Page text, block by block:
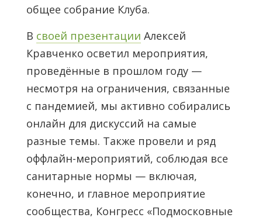
общее собрание Клуба.
В своей презентации Алексей
Кравченко осветил мероприятия,
проведённые в прошлом году —
несмотря на ограничения, связанные
с пандемией, мы активно собирались
онлайн для дискуссий на самые
разные темы. Также провели и ряд
оффлайн-мероприятий, соблюдая все
санитарные нормы — включая,
конечно, и главное мероприятие
сообщества, Конгресс «Подмосковные